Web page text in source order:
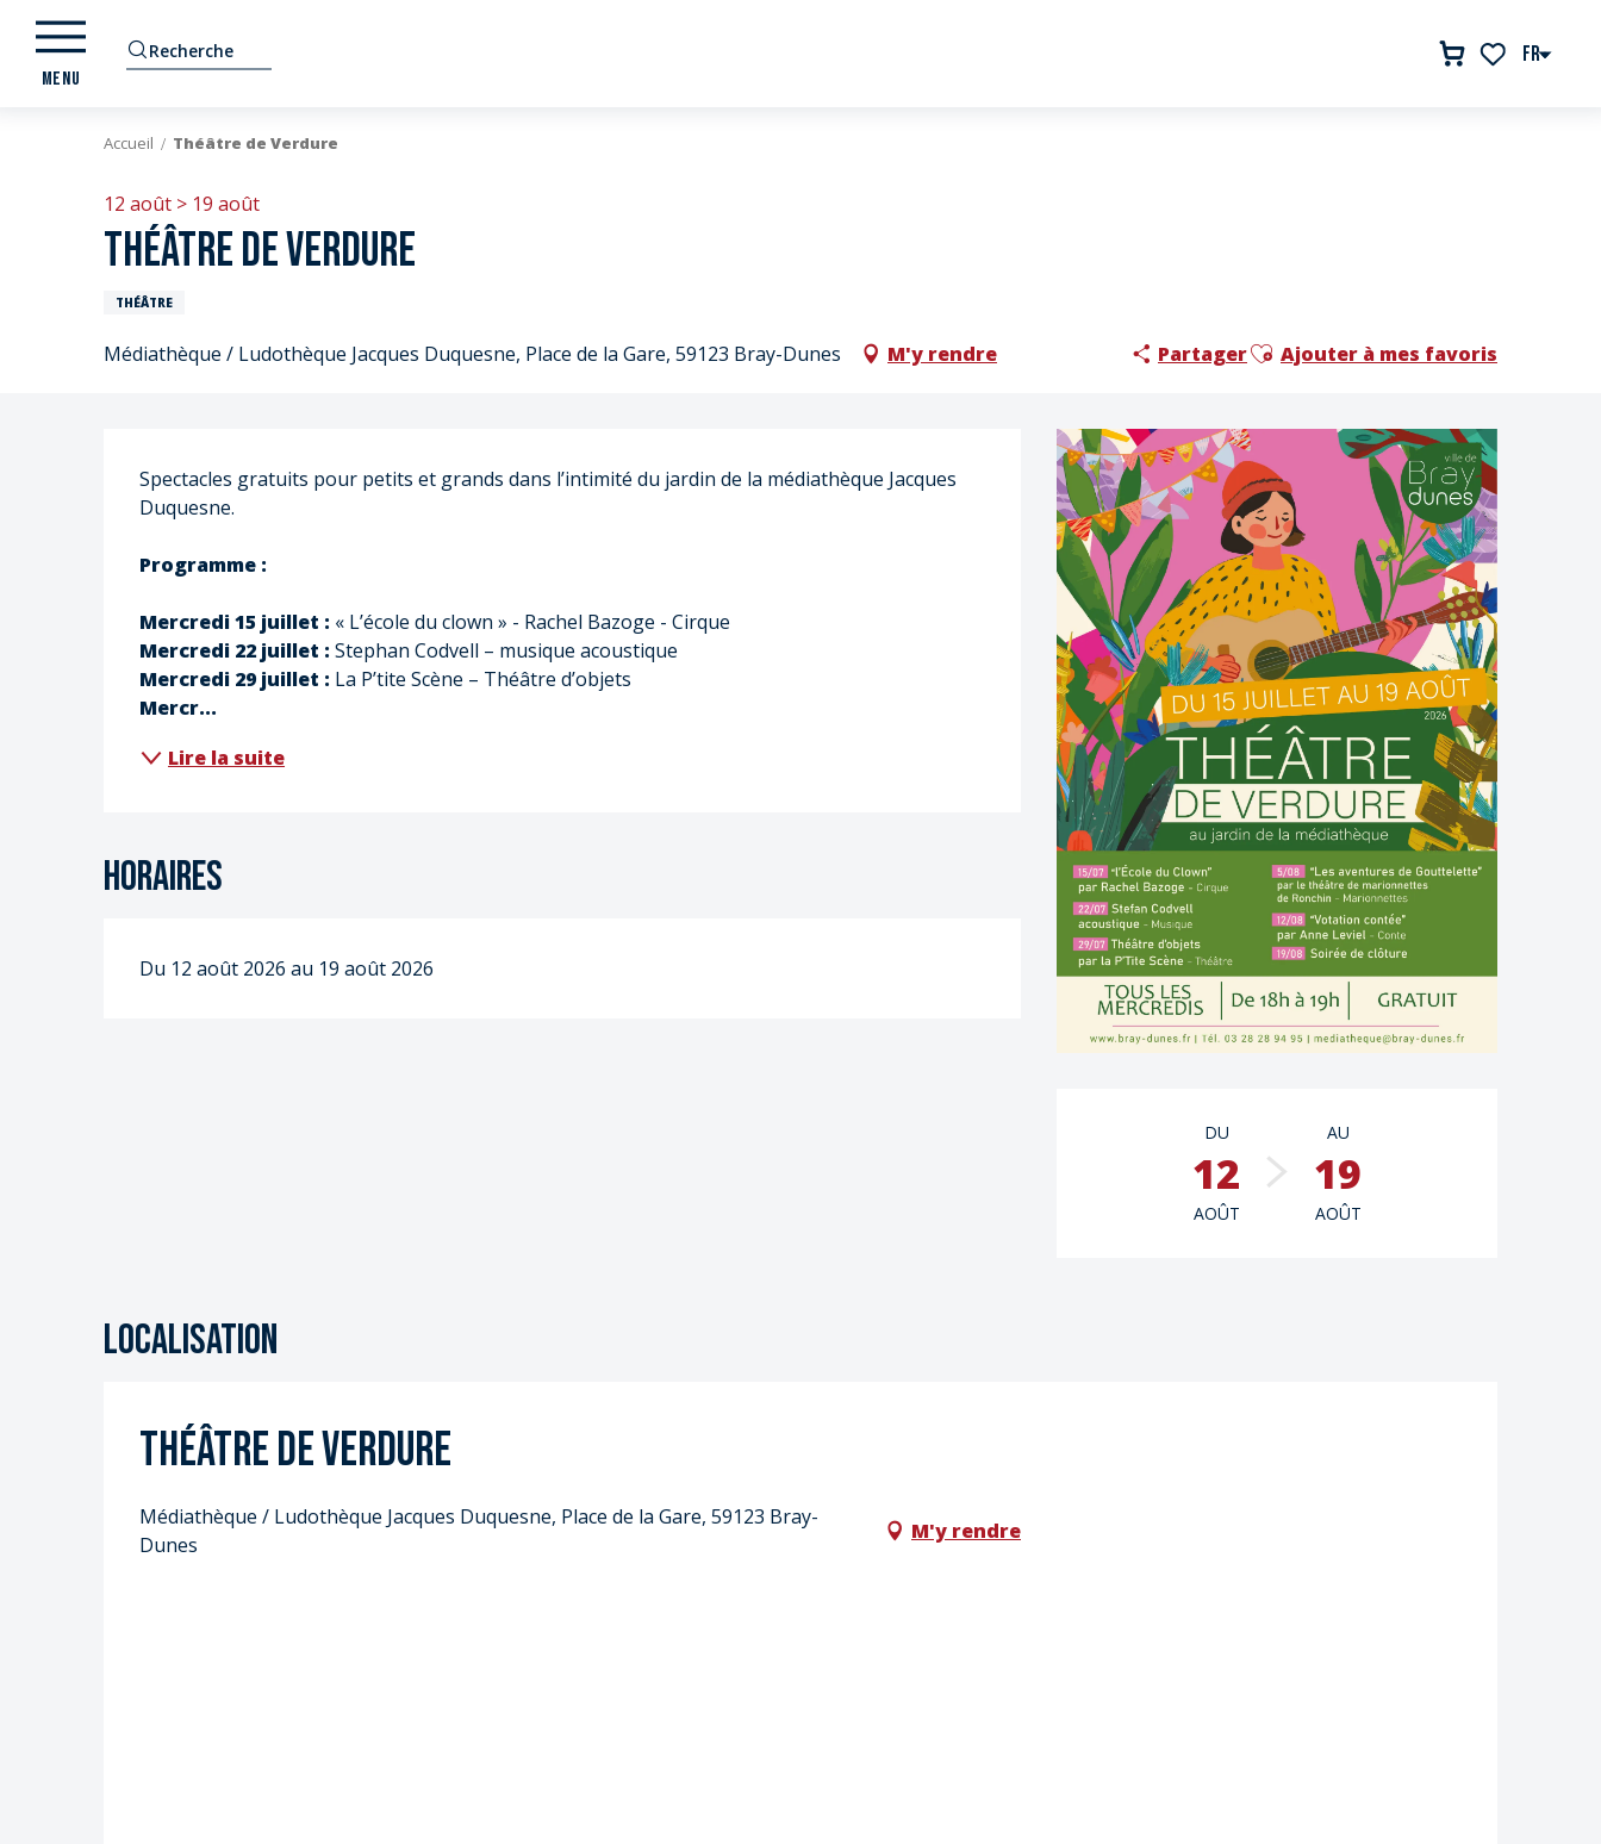
Aller
contenu
FR
Recherche
MENU
Accueil Théâtre de Verdure
12 août > 19 août
Théâtre de Verdure
THÉÂTRE
Médiathèque / Ludothèque Jacques Duquesne, Place de la Gare, 59123 Bray-Dunes M'y rendre PartagerAjouter aux favoris
Ajouter à mes favoris
Ouverture et
DU
12
AOÛT
AU
19
AOÛT
Description
Spectacles gratuits pour petits et grands dans l’intimité du jardin de la médiathèque Jacques
Duquesne.
Programme :
Mercredi 15 juillet : « L’école du clown » - Rachel Bazoge - Cirque
Mercredi 22 juillet : Stephan Codvell – musique acoustique
Mercredi 29 juillet : La P’tite Scène – Théâtre d’objets
Mercr...
Lire la suite
Horaires
Du 12 août 2026 au 19 août 2026
Localisation
Théâtre de Verdure
Médiathèque / Ludothèque Jacques Duquesne, Place de la Gare, 59123 Bray-
Dunes
M'y rendre